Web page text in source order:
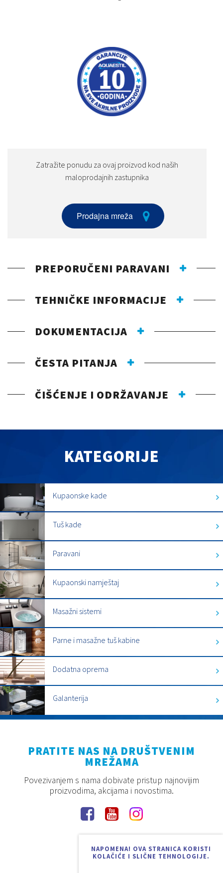
Zatražite ponudu za ovaj proizvod kod naših
maloprodajnih zastupnika
Prodajna mreža
PREPORUČENI PARAVANI
TEHNIČKE INFORMACIJE
DOKUMENTACIJA
ČESTA PITANJA
ČIŠĆENJE I ODRŽAVANJE
KATEGORIJE
Kupaonske kade
Tuš kade
Paravani
Kupaonski namještaj
Masažni sistemi
Parne i masažne tuš kabine
Dodatna oprema
Galanterija
NAPOMENA! OVA STRANICA KORISTI
KOLAČIĆE I SLIČNE TEHNOLOGIJE.
PRATITE NAS NA DRUŠTVENIM
MREŽAMA
Povezivanjem s nama dobivate pristup najnovijim
proizvodima, akcijama i novostima.